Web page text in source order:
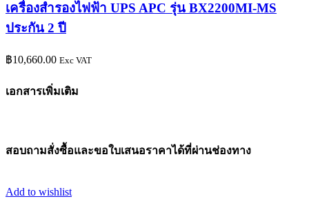
เครื่องสำรองไฟฟ้า UPS APC รุ่น BX2200MI-MS
ประกัน 2 ปี
฿10,660.00 Exc VAT
เอกสารเพิ่มเติม
สอบถามสั่งซื้อและขอใบเสนอราคาได้ที่ผ่านช่องทาง
Add to wishlist